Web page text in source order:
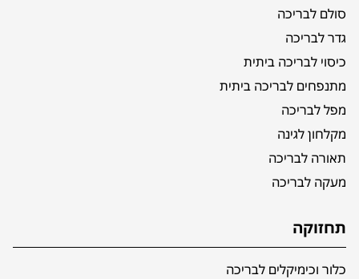
סולם לבריכה
גדר לבריכה
כיסוי לבריכה ביתית
מתנפחים לבריכה ביתית
מפל לבריכה
מקלחון לגינה
תאורה לבריכה
מעקה לבריכה
תחזוקה
כלור וכימיקלים לבריכה